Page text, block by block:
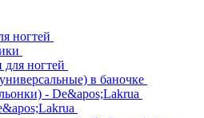
ногтей
ногтей
в баночке
- De&apos;Lakrua